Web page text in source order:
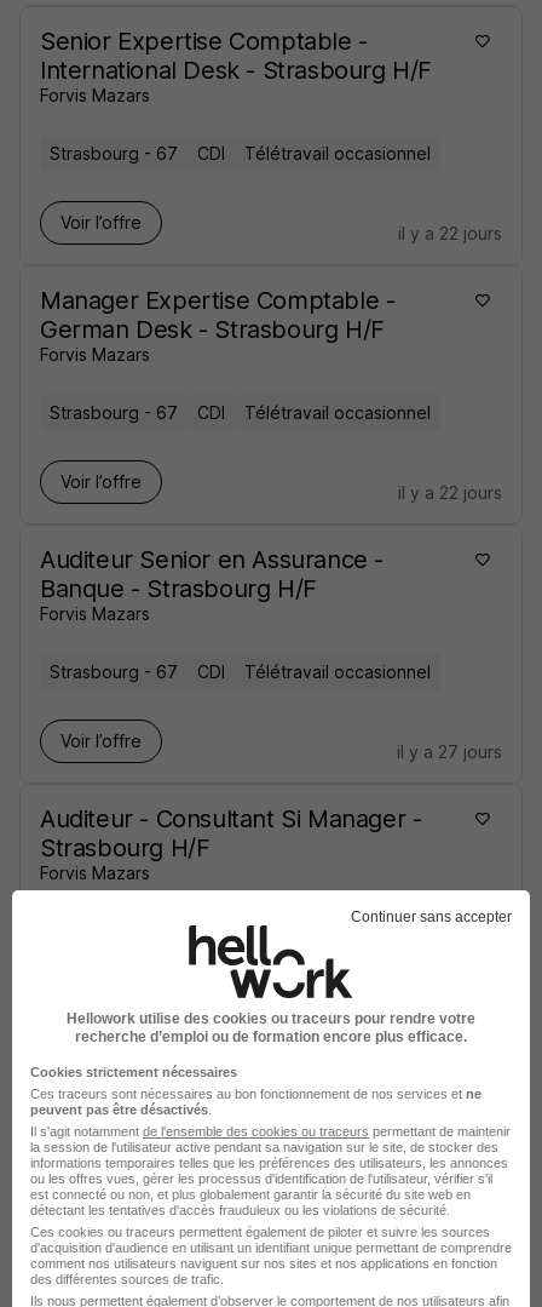
Senior Expertise Comptable -
International Desk - Strasbourg H/F
Forvis Mazars
Strasbourg - 67 CDI Télétravail occasionnel
Voir l’offre
il y a 22 jours
Manager Expertise Comptable -
German Desk - Strasbourg H/F
Forvis Mazars
Strasbourg - 67 CDI Télétravail occasionnel
Voir l’offre
il y a 22 jours
Auditeur Senior en Assurance -
Banque - Strasbourg H/F
Forvis Mazars
Strasbourg - 67 CDI Télétravail occasionnel
Voir l’offre
il y a 27 jours
Auditeur - Consultant Si Manager -
Strasbourg H/F
Forvis Mazars
CDI Télétravail occasionnel
il y a 27 jours
Manager Expertise Comptable -
Anglais Professionnel - Strasbourg
H/F
Forvis Mazars
Strasbourg - 67 CDI Télétravail occasionnel
Voir l’offre
il y a 27 jours
Continuer sans accepter
Hellowork utilise des cookies ou traceurs pour rendre votre
recherche d’emploi ou de formation encore plus efficace.
Cookies strictement nécessaires
Ces traceurs sont nécessaires au bon fonctionnement de nos services et ne
peuvent pas être désactivés
Il s'agit notamment de l'ensemble des cookies ou traceurs permettant de maintenir
la session de l'utilisateur active pendant sa navigation sur le site, de stocker des
informations temporaires telles que les préférences des utilisateurs, les annonces
ou les offres vues, gérer les processus d'identification de l'utilisateur, vérifier s'il
est connecté ou non, et plus globalement garantir la sécurité du site web en
détectant les tentatives d'accès frauduleux ou les violations de sécurité.
Ces cookies ou traceurs permettent également de piloter et suivre les sources
d'acquisition d'audience en utilisant un identifiant unique permettant de comprendre
comment nos utilisateurs naviguent sur nos sites et nos applications en fonction
des différentes sources de trafic.
Ils nous permettent également d’observer le comportement de nos utilisateurs afin